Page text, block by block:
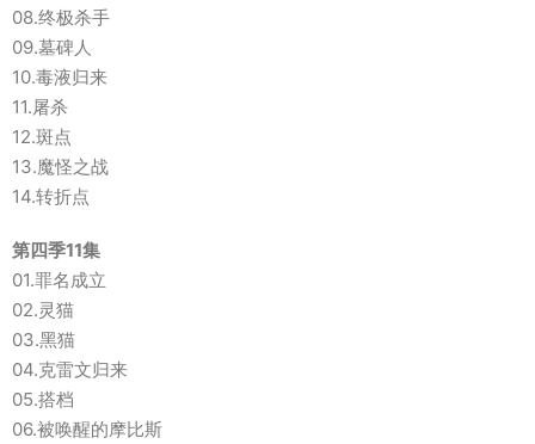
08.终极杀手
09.墓碑人
10.毒液归来
11.屠杀
12.斑点
13.魔怪之战
14.转折点
第四季11集
01.罪名成立
02.灵猫
03.黑猫
04.克雷文归来
05.搭档
06.被唤醒的摩比斯